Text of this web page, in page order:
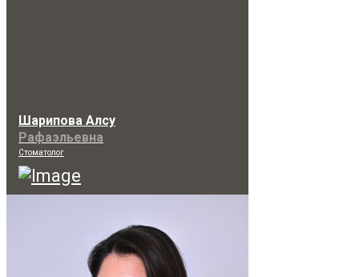
Шарипова Алсу
Рафаэльевна
Стоматолог